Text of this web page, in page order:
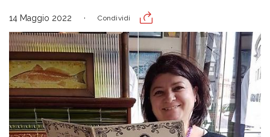
14 Maggio 2022 Condividi